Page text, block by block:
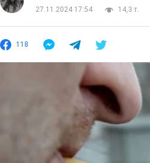
27.11.2024 17:54
14,3 т.
118